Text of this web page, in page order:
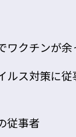
ワクチンが余
ルス対策に従
従事者